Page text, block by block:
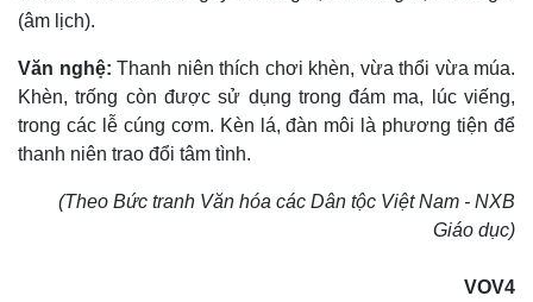
(âm lịch).
Văn nghệ: Thanh niên thích chơi khèn, vừa thổi vừa múa.
Khèn, trống còn được sử dụng trong đám ma, lúc viếng,
trong các lễ cúng cơm. Kèn lá, đàn môi là phương tiện để
thanh niên trao đổi tâm tình.
(Theo Bức tranh Văn hóa các Dân tộc Việt Nam - NXB
Giáo dục)
VOV4